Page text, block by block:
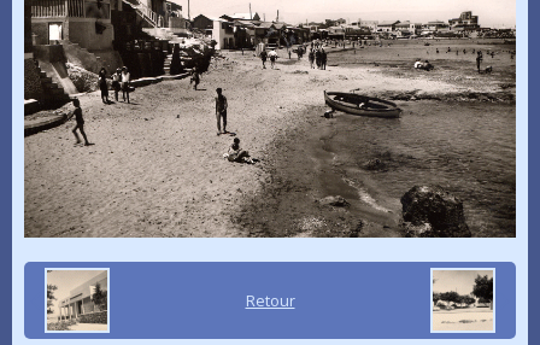
Retour